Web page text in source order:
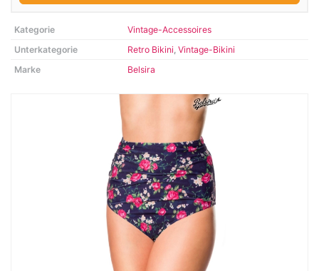
Kategorie
Vintage-Accessoires
Unterkategorie
Retro Bikini, Vintage-Bikini
Marke
Belsira